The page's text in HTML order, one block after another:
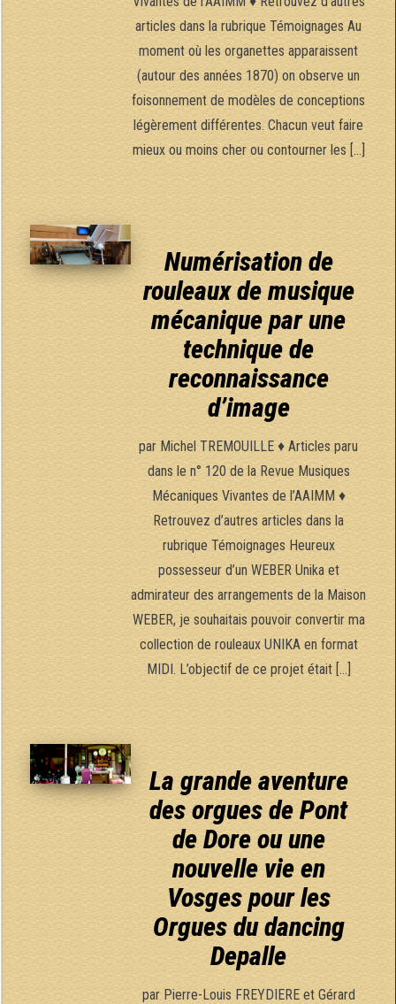
articles dans la rubrique Témoignages Au
moment où les organettes apparaissent
(autour des années 1870) on observe un
foisonnement de modèles de conceptions
légèrement différentes. Chacun veut faire
mieux ou moins cher ou contourner les […]
Numérisation de
rouleaux de musique
mécanique par une
technique de
reconnaissance
d’image
par Michel TREMOUILLE ♦ Articles paru
dans le n° 120 de la Revue Musiques
Mécaniques Vivantes de l’AAIMM ♦
Retrouvez d’autres articles dans la
rubrique Témoignages Heureux
possesseur d’un WEBER Unika et
admirateur des arrangements de la Maison
WEBER, je souhaitais pouvoir convertir ma
collection de rouleaux UNIKA en format
MIDI. L’objectif de ce projet était […]
La grande aventure
des orgues de Pont
de Dore ou une
nouvelle vie en
Vosges pour les
Orgues du dancing
Depalle
par Pierre-Louis FREYDIERE et Gérard